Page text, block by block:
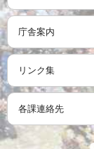
庁舎案内
リンク集
各課連絡先